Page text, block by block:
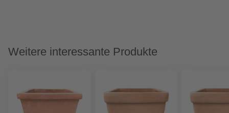
Weitere interessante Produkte